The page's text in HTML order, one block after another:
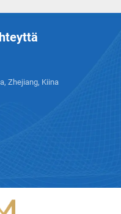
Zhejiang, Kiina